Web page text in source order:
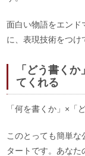
面白い物語をエンド
に、表現技術をつけ
「どう書く
てくれる
「何を書くか」×
このとっても簡単
タートです。あなた